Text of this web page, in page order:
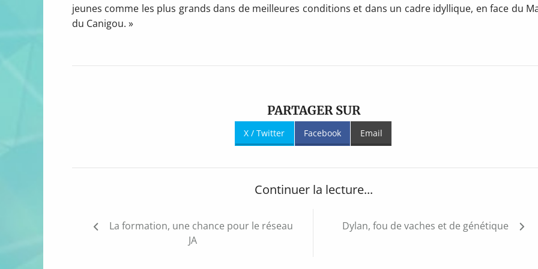
jeunes comme les plus grands dans de meilleures conditions et dans un cadre idyllique, en face du
du Canigou. »
PARTAGER SUR
X / Twitter Facebook Email
Continuer la lecture...
Navigation
La formation, une chance pour le réseau
JA
Dylan, fou de vaches et de génétique